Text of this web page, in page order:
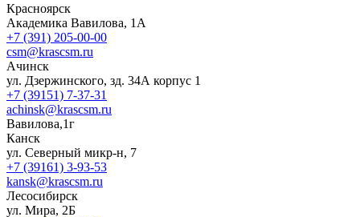
Красноярск
Академика Вавилова, 1А
+7 (391) 205-00-00
csm@krascsm.ru
Ачинск
ул. Дзержинского, зд. 34А корпус 1
+7 (39151) 7-37-31
achinsk@krascsm.ru
Вавилова,1г
Канск
ул. Северный микр-н, 7
+7 (39161) 3-93-53
kansk@krascsm.ru
Лесосибирск
ул. Мира, 2Б